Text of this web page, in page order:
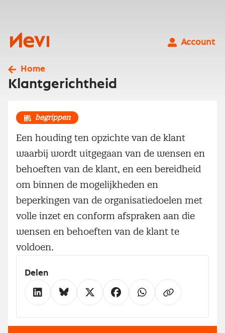
Nevi
Account
Home
Klantgerichtheid
begrippen
Een houding ten opzichte van de klant
waarbij wordt uitgegaan van de wensen en
behoeften van de klant, en een bereidheid
om binnen de mogelijkheden en
beperkingen van de organisatiedoelen met
volle inzet en conform afspraken aan die
wensen en behoeften van de klant te
voldoen.
Delen